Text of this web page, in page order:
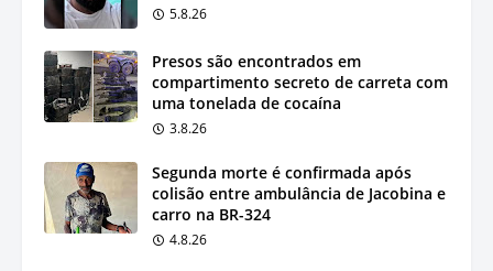
5.8.26
Presos são encontrados em
compartimento secreto de carreta com
uma tonelada de cocaína
3.8.26
Segunda morte é confirmada após
colisão entre ambulância de Jacobina e
carro na BR-324
4.8.26